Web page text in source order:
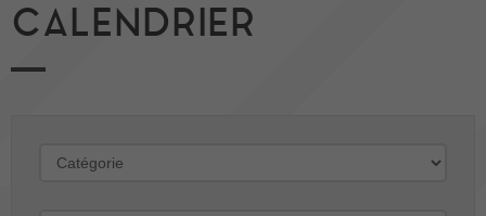
CALENDRIER